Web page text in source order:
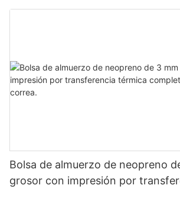
Bolsa de almuerzo de neopreno
grosor con impresión por